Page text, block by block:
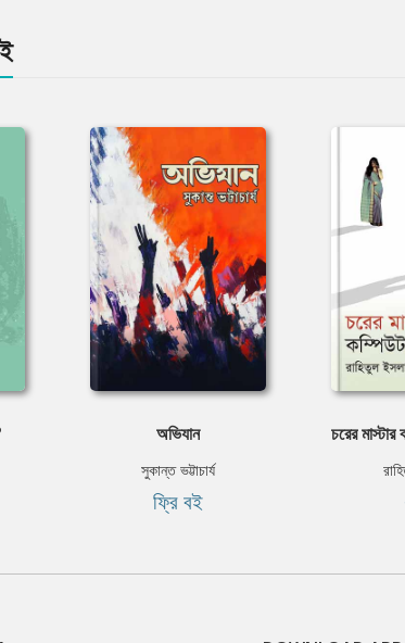
অভিযান
সুকান্ত ভট্টাচার্য
ফ্রি বই
চরের মাস্টার